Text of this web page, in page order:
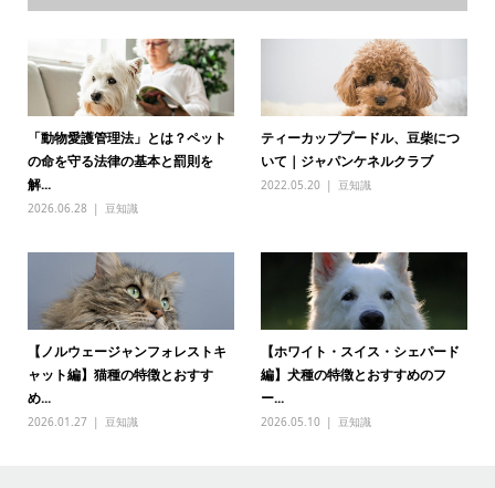
「動物愛護管理法」とは？ペット
の命を守る法律の基本と罰則を
解...
2026.06.28 豆知識
ティーカッププードル、豆柴につ
いて｜ジャパンケネルクラブ
2022.05.20 豆知識
【ノルウェージャンフォレストキ
ャット編】猫種の特徴とおすす
め...
2026.01.27 豆知識
【ホワイト・スイス・シェパード
編】犬種の特徴とおすすめのフ
ー...
2026.05.10 豆知識